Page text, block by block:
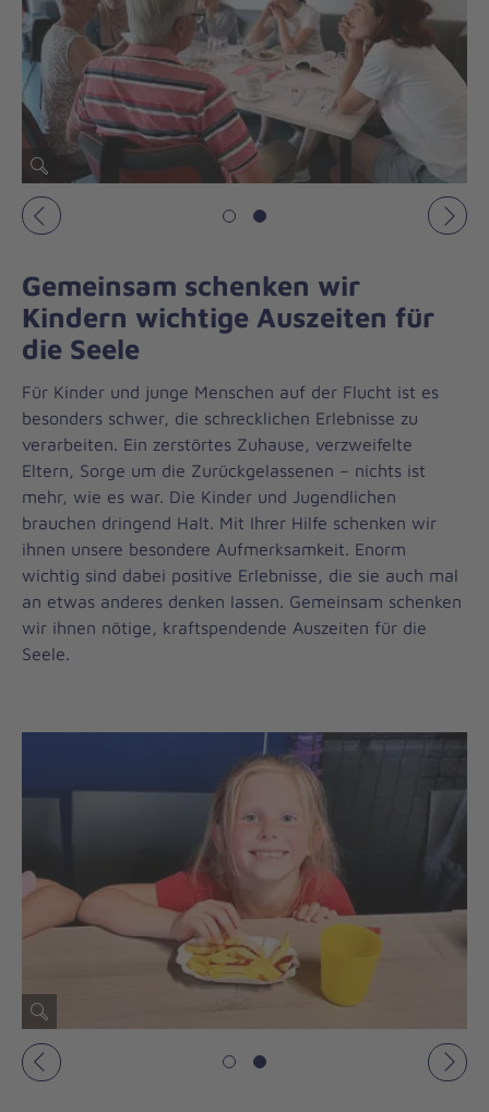
Vorheriges
Gemeinsam schenken wir
Kindern wichtige Auszeiten für
die Seele
Für Kinder und junge Menschen auf der Flucht ist es
besonders schwer, die schrecklichen Erlebnisse zu
verarbeiten. Ein zerstörtes Zuhause, verzweifelte
Eltern, Sorge um die Zurückgelassenen – nichts ist
mehr, wie es war. Die Kinder und Jugendlichen
brauchen dringend Halt. Mit Ihrer Hilfe schenken wir
ihnen unsere besondere Aufmerksamkeit. Enorm
wichtig sind dabei positive Erlebnisse, die sie auch mal
an etwas anderes denken lassen. Gemeinsam schenken
wir ihnen nötige, kraftspendende Auszeiten für die
Seele.
Vorheriges